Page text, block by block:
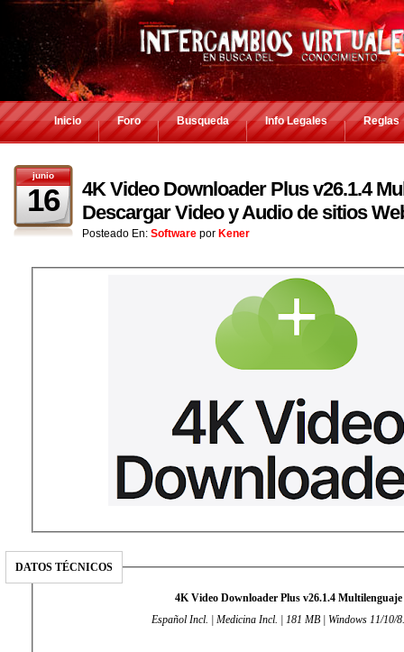
Inicio Foro Busqueda Info Legales Reglas
junio
16
4K Video Downloader Plus v26.1.4
Descargar Video y Audio de sitios
Posteado En: Software por Kener
DATOS TÉCNICOS
4K Video Downloader Plus v26.1.4 Multilenguaje
Español Incl. | Medicina Incl. | 181 MB | Windows 11/10/